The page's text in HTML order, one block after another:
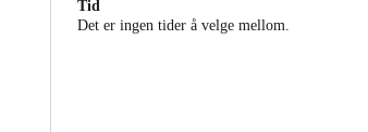
Tid
Det er ingen tider å velge mellom.